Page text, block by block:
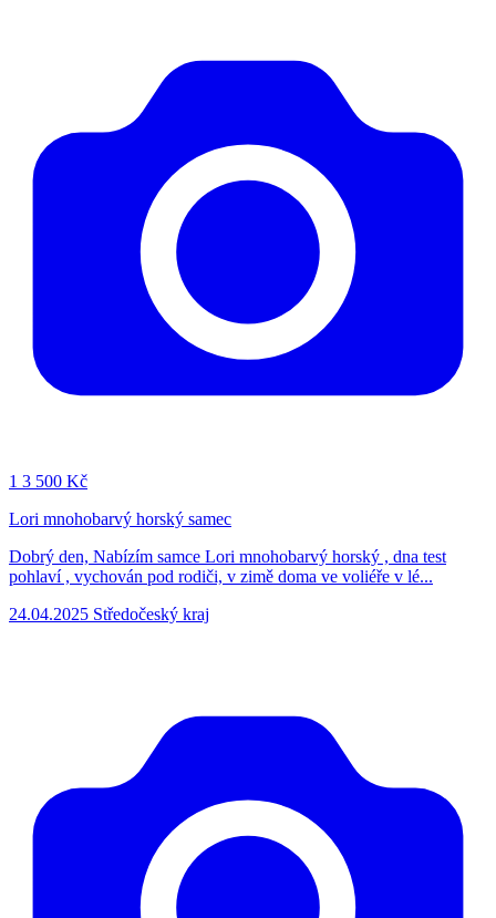
1 3 500 Kč
Lori mnohobarvý horský samec
Dobrý den, Nabízím samce Lori mnohobarvý horský , dna test
pohlaví , vychován pod rodiči, v zimě doma ve voliéře v lé...
24.04.2025 Středočeský kraj